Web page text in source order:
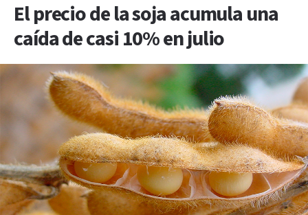
El precio de la soja acumula una
caída de casi 10% en julio